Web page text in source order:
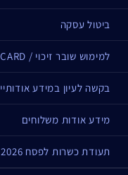
ביטול עסקה
למימוש שובר זיכוי / GIFT CARD
בקשה לעיון במידע אודותיי
מידע אודות משלוחים
תעודת כשרות לפסח 2026